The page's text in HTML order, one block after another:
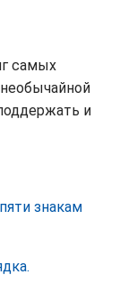
самых
и
знакам